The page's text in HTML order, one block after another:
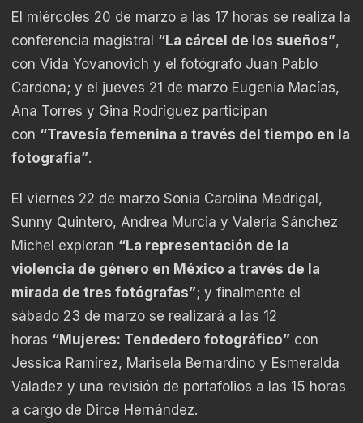
El miércoles 20 de marzo a las 17 horas se realiza la
conferencia magistral “La cárcel de los sueños”,
con Vida Yovanovich y el fotógrafo Juan Pablo
Cardona; y el jueves 21 de marzo Eugenia Macías,
Ana Torres y Gina Rodríguez participan
con “Travesía femenina a través del tiempo en la
fotografía”.
El viernes 22 de marzo Sonia Carolina Madrigal,
Sunny Quintero, Andrea Murcia y Valeria Sánchez
Michel exploran “La representación de la
violencia de género en México a través de la
mirada de tres fotógrafas”; y finalmente el
sábado 23 de marzo se realizará a las 12
horas “Mujeres: Tendedero fotográfico” con
Jessica Ramírez, Marisela Bernardino y Esmeralda
Valadez y una revisión de portafolios a las 15 horas
a cargo de Dirce Hernández.